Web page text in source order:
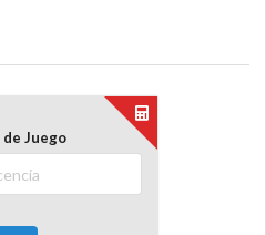
de Juego